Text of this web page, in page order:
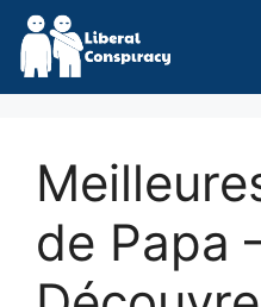
Skip
content
de Papa